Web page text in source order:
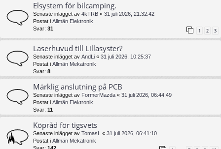
Elsystem för bilcamping.
Senaste inlägget av 4kTRB « 31 juli 2026, 21:32:42
Postat i Allmän Elektronik
Svar: 31 1 2 3
Laserhuvud till Lillasyster?
Senaste inlägget av AndLi « 31 juli 2026, 10:25:37
Postat i Allmän Mekatronik
Svar: 8
Märklig anslutning på PCB
Senaste inlägget av FormerMazda « 31 juli 2026, 06:44:49
Postat i Allmän Elektronik
Svar: 11
Köpråd för tigsvets
Senaste inlägget av TomasL « 31 juli 2026, 06:41:10
Postat i Allmän Mekatronik